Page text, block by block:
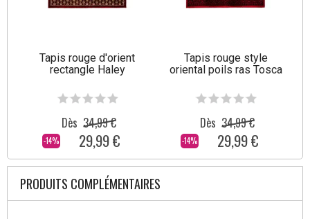
Tapis rouge d'orient
rectangle Haley
-14%
Dès 34,99 €
29,99 €
Tapis rouge style
oriental poils ras Tosca
-14%
Dès 34,99 €
29,99 €
PRODUITS COMPLÉMENTAIRES